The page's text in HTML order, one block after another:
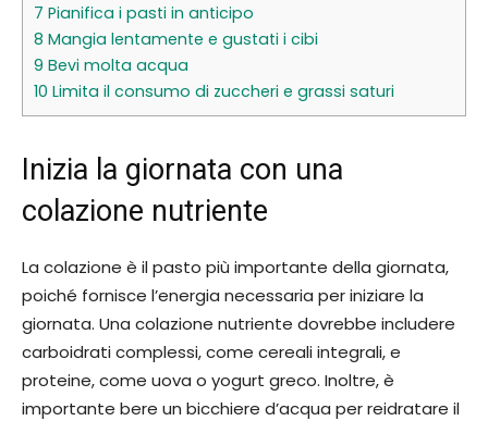
7 Pianifica i pasti in anticipo
8 Mangia lentamente e gustati i cibi
9 Bevi molta acqua
10 Limita il consumo di zuccheri e grassi saturi
Inizia la giornata con una
colazione nutriente
La colazione è il pasto più importante della giornata,
poiché fornisce l’energia necessaria per iniziare la
giornata. Una colazione nutriente dovrebbe includere
carboidrati complessi, come cereali integrali, e
proteine, come uova o yogurt greco. Inoltre, è
importante bere un bicchiere d’acqua per reidratare il